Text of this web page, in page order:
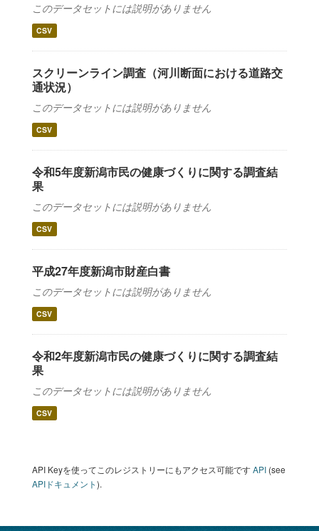
このデータセットには説明がありません
CSV
スクリーンライン調査（河川断面における道路交
通状況）
このデータセットには説明がありません
CSV
令和5年度新潟市民の健康づくりに関する調査結
果
このデータセットには説明がありません
CSV
平成27年度新潟市財産白書
このデータセットには説明がありません
CSV
令和2年度新潟市民の健康づくりに関する調査結
果
このデータセットには説明がありません
CSV
API Keyを使ってこのレジストリーにもアクセス可能ですAPI (see
APIドキュメント).